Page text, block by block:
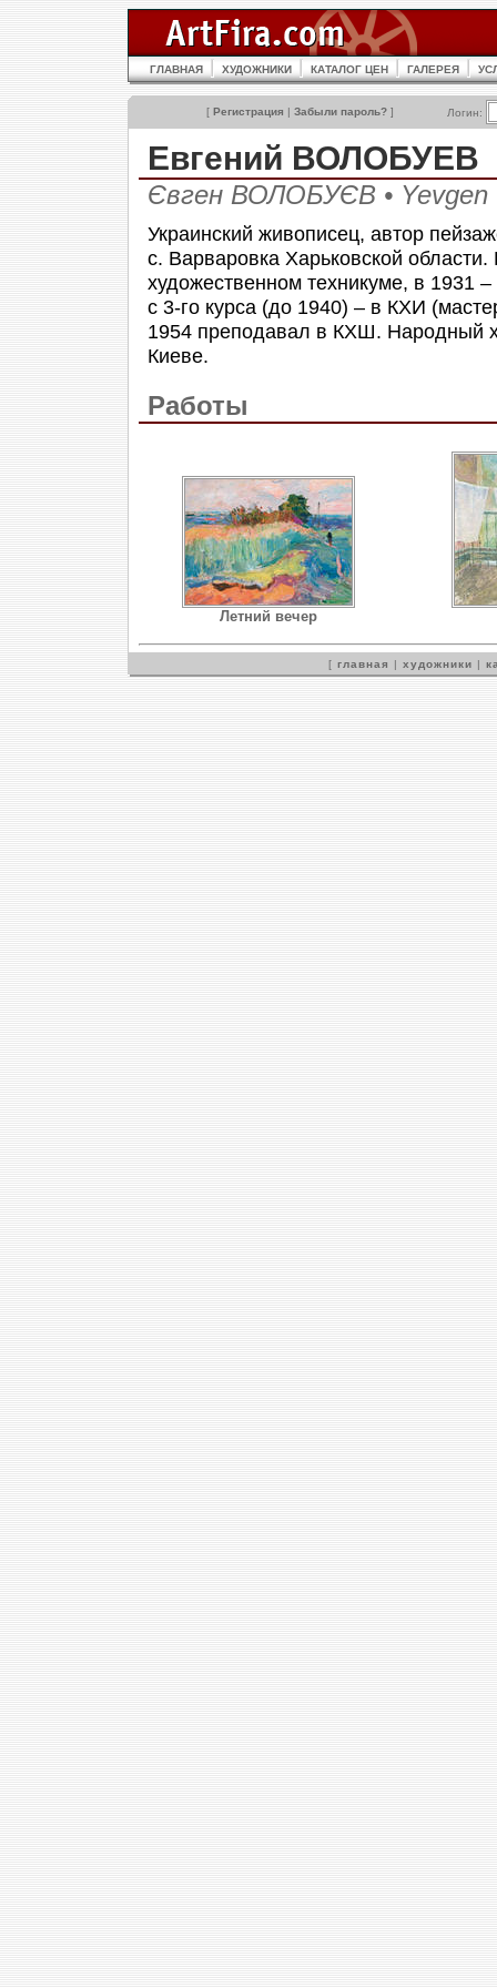
ГЛАВНАЯ ХУДОЖНИКИ КАТАЛОГ ЦЕН ГАЛЕРЕЯ
[ Регистрация | Забыли пароль? ] Логин:
Евгений ВОЛОБУЕВ
Євген ВОЛОБУЄВ • Yevgen
Украинский живописец, автор
с. Варваровка Харьковской
художественном техникуме, в
с 3-го курса (до 1940) – в КХИ
1954 преподавал в КХШ. Народный
Киеве.
Работы
Летний вечер
[ главная | художники |